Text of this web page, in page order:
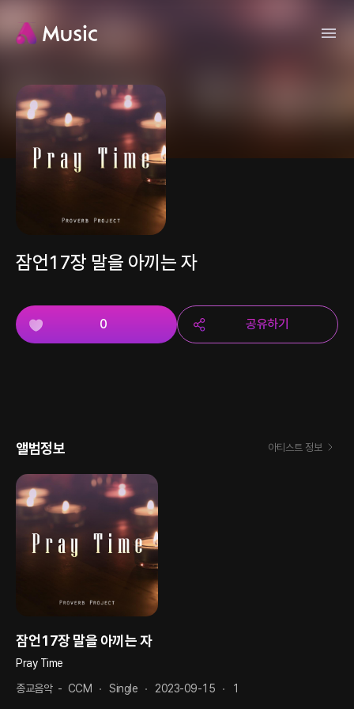
잠언17장 말을 아끼는 자
0 공유하기
앨범정보 아티스트 정보
잠언17장 말을 아끼는 자
Pray Time
종교음악- CCM Single 2023-09-15 1